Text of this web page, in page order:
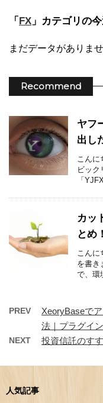
「 FX 」カテゴリの
まだデータがありませ
Recommend
ヤフ
出し
こんに
ビック
「
カッ
とめ！
こんに
を書き
で、環
PREV
XeoryBaseで
法｜プラグイ
NEXT 投資信託のす
人気記事